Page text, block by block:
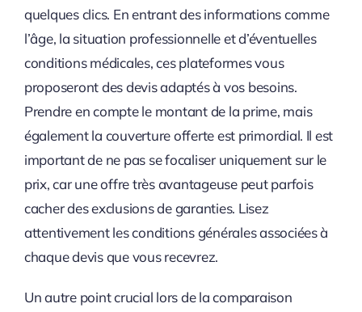
quelques clics. En entrant des informations comme
l’âge, la situation professionnelle et d’éventuelles
conditions médicales, ces plateformes vous
proposeront des devis adaptés à vos besoins.
Prendre en compte le montant de la prime, mais
également la couverture offerte est primordial. Il est
important de ne pas se focaliser uniquement sur le
prix, car une offre très avantageuse peut parfois
cacher des exclusions de garanties. Lisez
attentivement les conditions générales associées à
chaque devis que vous recevrez.
Un autre point crucial lors de la comparaison